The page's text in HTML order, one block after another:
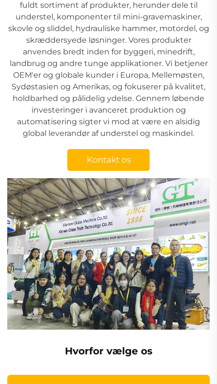
fuldt sortiment af produkter, herunder dele til
understel, komponenter til mini-gravemaskiner,
skovle og sliddel, hydrauliske hammer, motordel, og
skræddersyede løsninger. Vores produkter
anvendes bredt inden for byggeri, minedrift,
landbrug og andre tunge applikationer. Vi betjener
OEM'er og globale kunder i Europa, Mellemøsten,
Sydøstasien og Amerikas, og fokuserer på kvalitet,
holdbarhed og pålidelig ydelse. Gennem løbende
investeringer i avanceret produktion og
automatisering sigter vi mod at være en alsidig
global leverandør af understel og maskindel.
Kontakt os
Hvorfor vælge os